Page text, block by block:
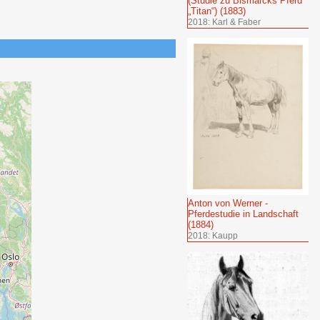
„Titan“) (1883)
2018: Karl & Faber
Anton von Werner -
Pferdestudie in Landschaft
(1884)
2018: Kaupp